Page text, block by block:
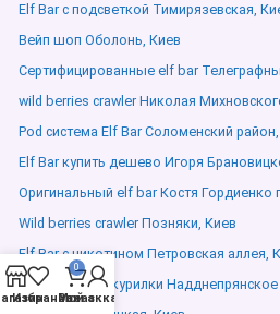
Elf Bar с подсветкой Тимирязевская,
Вейп шоп Оболонь, Киев
Сертифицированные elf bar
wild berries crawler Николая
Pod система Elf Bar Соломенский
Elf Bar купить дешево Игоря
Оригинальный elf bar Костя Гордиенко
Wild berries crawler Позняки, Киев
Elf Bar с никотином Петровская аллея,
Электронные курилки
Избранное
0
Заказ
Мой аккаунт